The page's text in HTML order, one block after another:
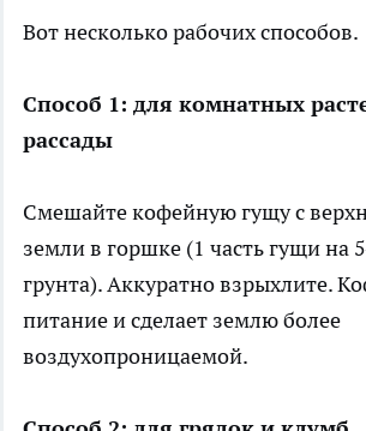
Вот несколько рабочих способов.
Способ 1: для комнатных
рассады
Смешайте кофейную гущу с
земли в горшке (1 часть гущи на
грунта). Аккуратно взрыхлите.
питание и сделает землю более
воздухопроницаемой.